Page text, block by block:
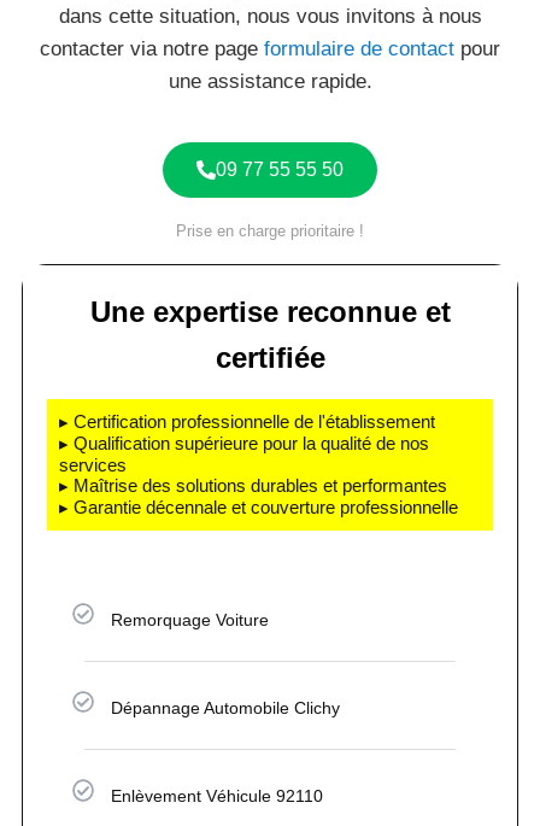
dans cette situation, nous vous invitons à nous
contacter via notre page formulaire de contact pour
une assistance rapide.
09 77 55 55 50
Prise en charge prioritaire !
Une expertise reconnue et
certifiée
▸ Certification professionnelle de l'établissement
▸ Qualification supérieure pour la qualité de nos
services
▸ Maîtrise des solutions durables et performantes
▸ Garantie décennale et couverture professionnelle
Remorquage Voiture
Dépannage Automobile Clichy
Enlèvement Véhicule 92110